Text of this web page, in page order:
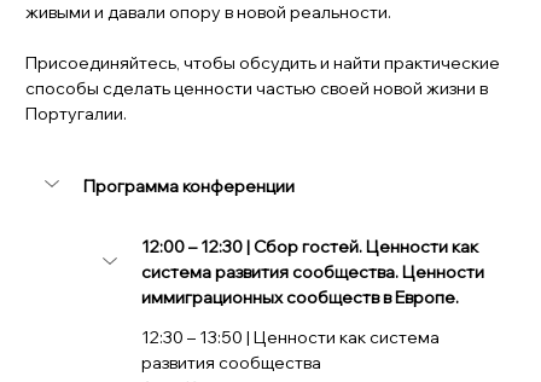
живыми и давали опору в новой реальности.
Присоединяйтесь, чтобы обсудить и найти практические
способы сделать ценности частью своей новой жизни в
Португалии.
Программа конференции
12:00 – 12:30 | Сбор гостей. Ценности как
система развития сообщества. Ценности
иммиграционных сообществ в Европе.
12:30 – 13:50 | Ценности как система
развития сообщества